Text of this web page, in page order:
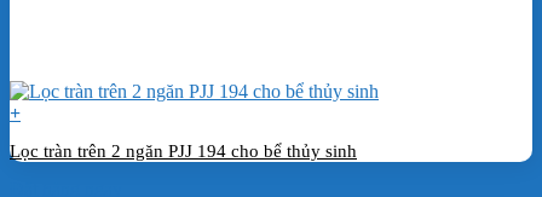
+
Lọc tràn trên 2 ngăn PJJ 194 cho bể thủy sinh